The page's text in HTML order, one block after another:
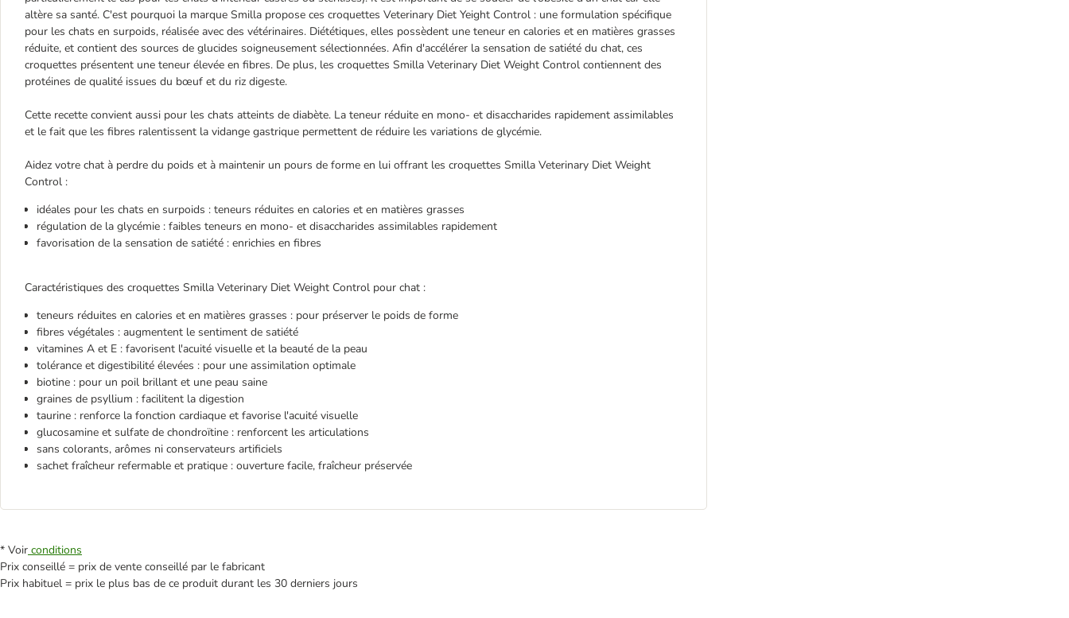
altère sa santé. C'est pourquoi la marque Smilla propose ces croquettes Veterinary Diet Yeight Control : une formulation spécifique
pour les chats en surpoids, réalisée avec des vétérinaires. Diététiques, elles possèdent une teneur en calories et en matières grasses
réduite, et contient des sources de glucides soigneusement sélectionnées. Afin d'accélérer la sensation de satiété du chat, ces
croquettes présentent une teneur élevée en fibres. De plus, les croquettes Smilla Veterinary Diet Weight Control contiennent des
protéines de qualité issues du bœuf et du riz digeste.
Cette recette convient aussi pour les chats atteints de diabète. La teneur réduite en mono- et disaccharides rapidement assimilables
et le fait que les fibres ralentissent la vidange gastrique permettent de réduire les variations de glycémie.
Aidez votre chat à perdre du poids et à maintenir un pours de forme en lui offrant les croquettes Smilla Veterinary Diet Weight
Control :
idéales pour les chats en surpoids : teneurs réduites en calories et en matières grasses
régulation de la glycémie : faibles teneurs en mono- et disaccharides assimilables rapidement
favorisation de la sensation de satiété : enrichies en fibres
Caractéristiques des croquettes Smilla Veterinary Diet Weight Control pour chat :
teneurs réduites en calories et en matières grasses : pour préserver le poids de forme
fibres végétales : augmentent le sentiment de satiété
vitamines A et E : favorisent l'acuité visuelle et la beauté de la peau
tolérance et digestibilité élevées : pour une assimilation optimale
biotine : pour un poil brillant et une peau saine
graines de psyllium : facilitent la digestion
taurine : renforce la fonction cardiaque et favorise l'acuité visuelle
glucosamine et sulfate de chondroïtine : renforcent les articulations
sans colorants, arômes ni conservateurs artificiels
sachet fraîcheur refermable et pratique : ouverture facile, fraîcheur préservée
* Voir conditions
Prix conseillé = prix de vente conseillé par le fabricant
Prix habituel = prix le plus bas de ce produit durant les 30 derniers jours